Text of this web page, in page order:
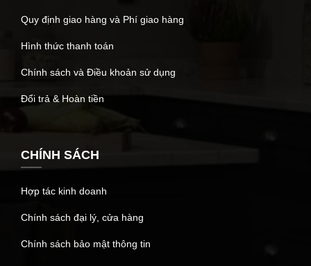
Quy định giao hàng và Phí giao hàng
Hình thức thanh toán
Chính sách và Điều khoản sử dụng
Đổi trả & Hoàn tiền
CHÍNH SÁCH
Hợp tác kinh doanh
Chính sách đại lý, cửa hàng
Chính sách bảo mật thông tin